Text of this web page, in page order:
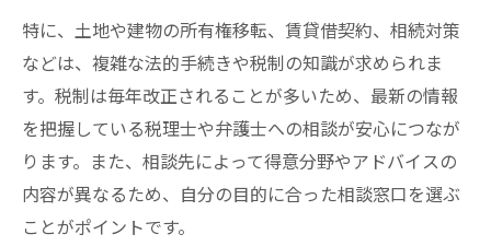
特に、土地や建物の所有権移転、賃貸借契約、相続対策
などは、複雑な法的手続きや税制の知識が求められま
す。税制は毎年改正されることが多いため、最新の情報
を把握している税理士や弁護士への相談が安心につなが
ります。また、相談先によって得意分野やアドバイスの
内容が異なるため、自分の目的に合った相談窓口を選ぶ
ことがポイントです。